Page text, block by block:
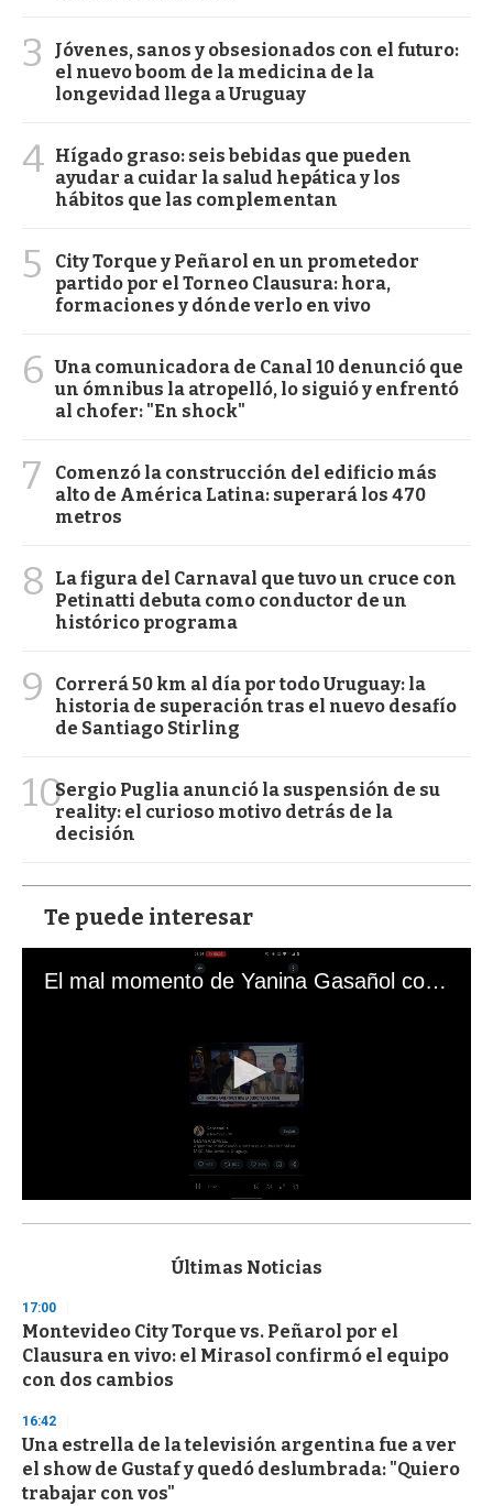
3
Jóvenes, sanos y obsesionados con el futuro:
el nuevo boom de la medicina de la
longevidad llega a Uruguay
4 Hígado graso: seis bebidas que pueden
ayudar a cuidar la salud hepática y los
hábitos que las complementan
5
City Torque y Peñarol en un prometedor
partido por el Torneo Clausura: hora,
formaciones y dónde verlo en vivo
6 Una comunicadora de Canal 10 denunció que
un ómnibus la atropelló, lo siguió y enfrentó
al chofer: "En shock"
7
Comenzó la construcción del edificio más
alto de América Latina: superará los 470
metros
8
La figura del Carnaval que tuvo un cruce con
Petinatti debuta como conductor de un
histórico programa
9
Correrá 50 km al día por todo Uruguay: la
historia de superación tras el nuevo desafío
de Santiago Stirling
10Sergio Puglia anunció la suspensión de su
reality: el curioso motivo detrás de la
decisión
Te puede interesar
El mal momento de Yanina Gasañol con un hincha argentino en "Subrayado"
s
d
s
o
f
3
s
e
c
o
n
Últimas Noticias
17:00
Montevideo City Torque vs. Peñarol por el
Clausura en vivo: el Mirasol confirmó el equipo
con dos cambios
16:42
Una estrella de la televisión argentina fue a ver
el show de Gustaf y quedó deslumbrada: "Quiero
trabajar con vos"